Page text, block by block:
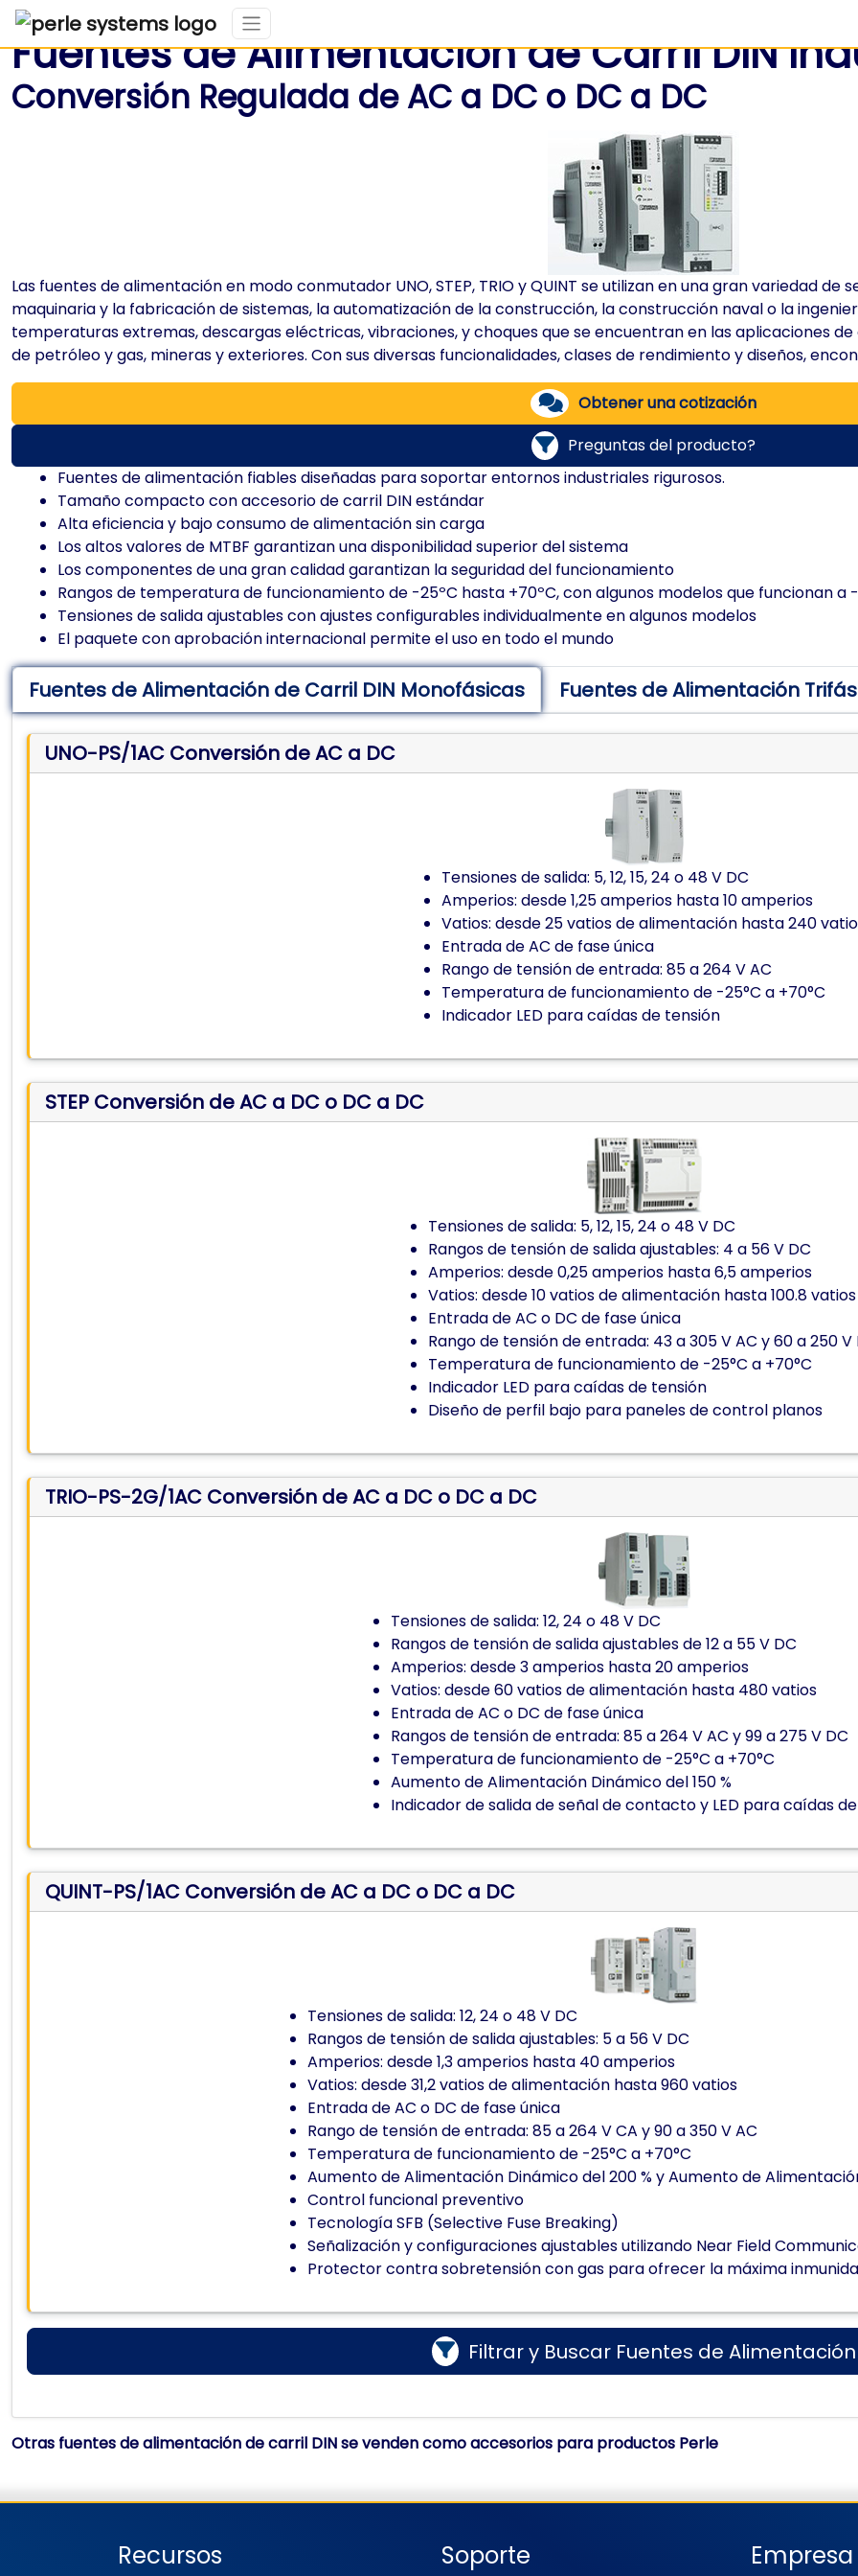
Fuentes de Alimentación de Carril DIN
Conversión Regulada de AC a DC o DC a DC
Las fuentes de alimentación en modo conmutador UNO, STEP, TRIO y QUINT se utilizan en una gran variedad
maquinaria y la fabricación de sistemas, la automatización de la construcción, la construcción naval o la
temperaturas extremas, descargas eléctricas, vibraciones, y choques que se encuentran en las aplicaciones
de petróleo y gas, mineras y exteriores. Con sus diversas funcionalidades, clases de rendimiento y diseños,
Obtener una cotización
Preguntas del producto?
Fuentes de alimentación fiables diseñadas para soportar entornos industriales rigurosos.
Tamaño compacto con accesorio de carril DIN estándar
Alta eficiencia y bajo consumo de alimentación sin carga
Los altos valores de MTBF garantizan una disponibilidad superior del sistema
Los componentes de una gran calidad garantizan la seguridad del funcionamiento
Rangos de temperatura de funcionamiento de -25ºC hasta +70ºC, con algunos modelos que funcionan a
Tensiones de salida ajustables con ajustes configurables individualmente en algunos modelos
El paquete con aprobación internacional permite el uso en todo el mundo
Fuentes de Alimentación de Carril DIN Monofásicas Fuentes de Alimentación
UNO-PS/1AC Conversión de AC a DC
Tensiones de salida: 5, 12, 15, 24 o 48 V DC
Amperios: desde 1,25 amperios hasta 10 amperios
Vatios: desde 25 vatios de alimentación hasta 240
Entrada de AC de fase única
Rango de tensión de entrada: 85 a 264 V AC
Temperatura de funcionamiento de -25°C a +70°C
Indicador LED para caídas de tensión
STEP Conversión de AC a DC o DC a DC
Tensiones de salida: 5, 12, 15, 24 o 48 V DC
Rangos de tensión de salida ajustables: 4 a 56 V DC
Amperios: desde 0,25 amperios hasta 6,5 amperios
Vatios: desde 10 vatios de alimentación hasta 100.8 vatios
Entrada de AC o DC de fase única
Rango de tensión de entrada: 43 a 305 V AC y 60 a 250 V
Temperatura de funcionamiento de -25°C a +70°C
Indicador LED para caídas de tensión
Diseño de perfil bajo para paneles de control planos
TRIO-PS-2G/1AC Conversión de AC a DC o DC a DC
Tensiones de salida: 12, 24 o 48 V DC
Rangos de tensión de salida ajustables de 12 a 55 V DC
Amperios: desde 3 amperios hasta 20 amperios
Vatios: desde 60 vatios de alimentación hasta 480 vatios
Entrada de AC o DC de fase única
Rangos de tensión de entrada: 85 a 264 V AC y 99 a 275 V DC
Temperatura de funcionamiento de -25°C a +70°C
Aumento de Alimentación Dinámico del 150 %
Indicador de salida de señal de contacto y LED para caídas
QUINT-PS/1AC Conversión de AC a DC o DC a DC
Tensiones de salida: 12, 24 o 48 V DC
Rangos de tensión de salida ajustables: 5 a 56 V DC
Amperios: desde 1,3 amperios hasta 40 amperios
Vatios: desde 31,2 vatios de alimentación hasta 960 vatios
Entrada de AC o DC de fase única
Rango de tensión de entrada: 85 a 264 V CA y 90 a 350 V AC
Temperatura de funcionamiento de -25°C a +70°C
Aumento de Alimentación Dinámico del 200 % y Aumento de
Control funcional preventivo
Tecnología SFB (Selective Fuse Breaking)
Señalización y configuraciones ajustables utilizando Near Field
Protector contra sobretensión con gas para ofrecer la máxima
Filtrar y Buscar Fuentes de Alimentación
Otras fuentes de alimentación de carril DIN se venden como accesorios para productos Perle
Recursos Soporte Empresa